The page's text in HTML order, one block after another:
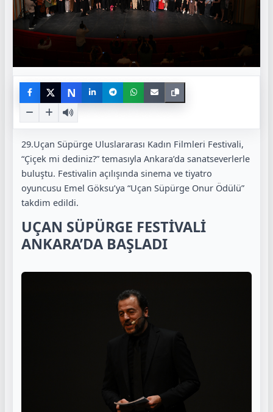
N
29.Uçan Süpürge Uluslararası Kadın Filmleri Festivali,
“Çiçek mi dediniz?” temasıyla Ankara’da sanatseverlerle
buluştu. Festivalin açılışında sinema ve tiyatro
oyuncusu Emel Göksu’ya “Uçan Süpürge Onur Ödülü”
takdim edildi.
UÇAN SÜPÜRGE FESTİVALİ
ANKARA’DA BAŞLADI